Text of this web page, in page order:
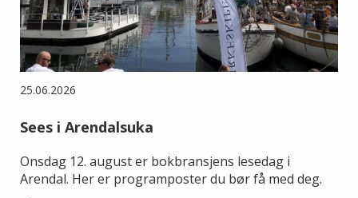
25.06.2026
Sees i Arendalsuka
Onsdag 12. august er bokbransjens lesedag i
Arendal. Her er programposter du bør få med deg.